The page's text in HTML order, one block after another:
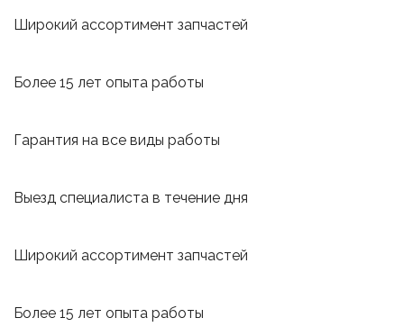
Широкий ассортимент запчастей
Более 15 лет опыта работы
Гарантия на все виды работы
Выезд специалиста в течение дня
Широкий ассортимент запчастей
Более 15 лет опыта работы